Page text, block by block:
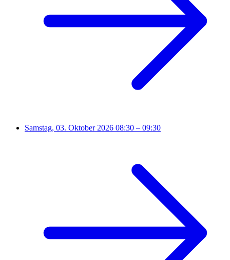
Samstag, 03. Oktober 2026 08:30 – 09:30